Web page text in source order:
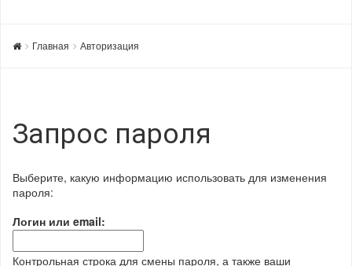
Главная Авторизация
Запрос пароля
Выберите, какую информацию использовать для изменения
пароля:
Логин или email:
Контрольная строка для смены пароля, а также ваши